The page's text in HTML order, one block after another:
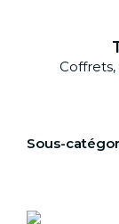
Coffrets,
Sous-